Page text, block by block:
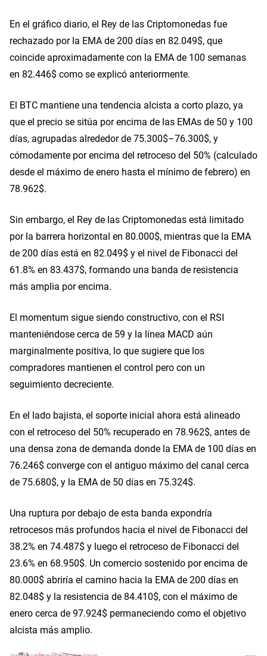
En el gráfico diario, el Rey de las Criptomonedas fue
rechazado por la EMA de 200 días en 82.049$, que
coincide aproximadamente con la EMA de 100 semanas
en 82.446$ como se explicó anteriormente.
El BTC mantiene una tendencia alcista a corto plazo, ya
que el precio se sitúa por encima de las EMAs de 50 y 100
días, agrupadas alrededor de 75.300$–76.300$, y
cómodamente por encima del retroceso del 50% (calculado
desde el máximo de enero hasta el mínimo de febrero) en
78.962$.
Sin embargo, el Rey de las Criptomonedas está limitado
por la barrera horizontal en 80.000$, mientras que la EMA
de 200 días está en 82.049$ y el nivel de Fibonacci del
61.8% en 83.437$, formando una banda de resistencia
más amplia por encima.
El momentum sigue siendo constructivo, con el RSI
manteniéndose cerca de 59 y la línea MACD aún
marginalmente positiva, lo que sugiere que los
compradores mantienen el control pero con un
seguimiento decreciente.
En el lado bajista, el soporte inicial ahora está alineado
con el retroceso del 50% recuperado en 78.962$, antes de
una densa zona de demanda donde la EMA de 100 días en
76.246$ converge con el antiguo máximo del canal cerca
de 75.680$, y la EMA de 50 días en 75.324$.
Una ruptura por debajo de esta banda expondría
retrocesos más profundos hacia el nivel de Fibonacci del
38.2% en 74.487$ y luego el retroceso de Fibonacci del
23.6% en 68.950$. Un comercio sostenido por encima de
80.000$ abriría el camino hacia la EMA de 200 días en
82.048$ y la resistencia de 84.410$, con el máximo de
enero cerca de 97.924$ permaneciendo como el objetivo
alcista más amplio.